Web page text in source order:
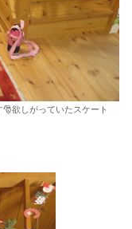
欲しがっていたスケート